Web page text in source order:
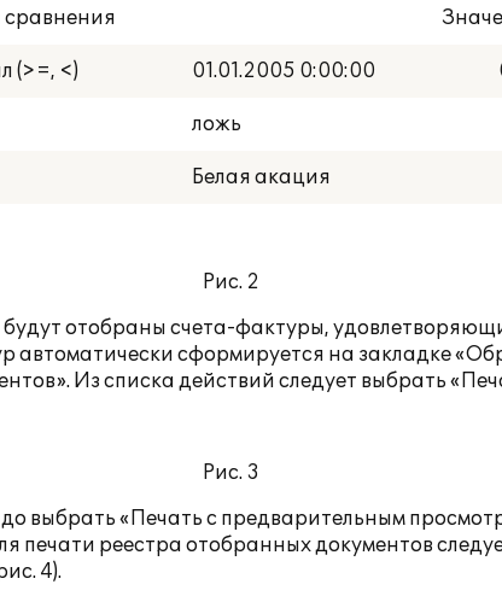
сравнения
(>=, <) 01.01.2005 0:00:00
ложь
Белая акация
Рис. 2
отобраны счета-фактуры,
автоматически сформируется на закладке
Из списка действий следует выбрать
Рис. 3
выбрать «Печать с предварительным
печати реестра отобранных документов
4).